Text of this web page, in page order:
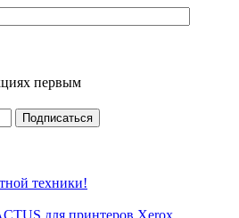
первым
техники!
для принтеров Xerox